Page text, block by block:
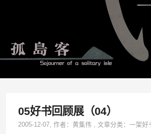
05好书回顾展（04）
2005-12-07, 作者：黄集伟 ,文章分类：一架好